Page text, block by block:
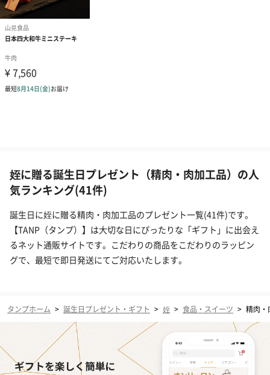
姪に贈る誕生日プレゼント（精肉・肉加工品）の人
気ランキング(41件)
誕生日に姪に贈る精肉・肉加工品のプレゼント一覧(41件)です。
【TANP（タンプ）】は大切な日にぴったりな「ギフト」に出会え
るネット通販サイトです。こだわりの商品をこだわりのラッピン
グで、最短で即日発送にてご対応いたします。
タンプホーム > 誕生日プレゼント・ギフト > 姪 > 食品・スイーツ > 精肉・